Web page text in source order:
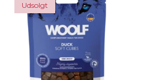
Udsolgt